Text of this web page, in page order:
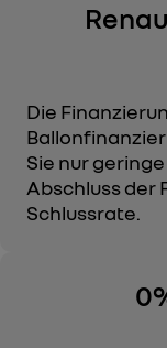
Die
Sie nur
Abschluss der
Schlussrate.